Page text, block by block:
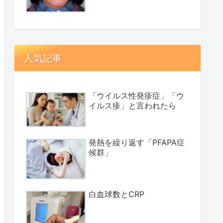
人気記事
「ウイルス性発疹症」「ウ
イルス疹」と言われたら
発熱を繰り返す「PFAPA症
候群」
白血球数とCRP